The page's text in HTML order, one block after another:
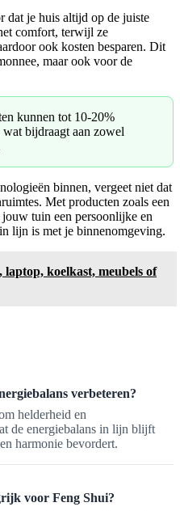
dat je huis altijd op de juiste
comfort, terwijl ze
ook kosten besparen. Dit
maar ook voor de
kunnen tot 10-20%
wat bijdraagt aan zowel
binnen, vergeet niet dat
Met producten zoals een
tuin een persoonlijke en
lijn is met je binnenomgeving.
laptop, koelkast, meubels of
verbeteren?
helderheid en
de energiebalans in lijn blijft
harmonie bevordert.
voor Feng Shui?